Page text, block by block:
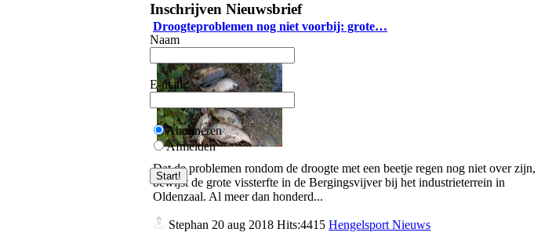
Droogteproblemen nog niet voorbij: grote…
Dat de problemen rondom de droogte met een beetje regen nog niet over zijn,
bewijst de grote vissterfte in de Bergingsvijver bij het industrieterrein in
Oldenzaal. Al meer dan honderd...
Stephan 20 aug 2018 Hits:4415 Hengelsport Nieuws
Inschrijven Nieuwsbrief
Naam
E-mail
Abonneren
Afmelden